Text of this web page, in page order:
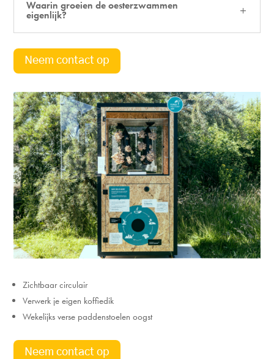
Waarin groeien de oesterzwammen
eigenlijk?
Neem contact op
Zichtbaar circulair
Verwerk je eigen koffiedik
Wekelijks verse paddenstoelen oogst
Neem contact op